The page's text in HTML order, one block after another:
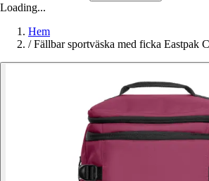
Loading...
Hem
/ Fällbar sportväska med ficka Eastpak